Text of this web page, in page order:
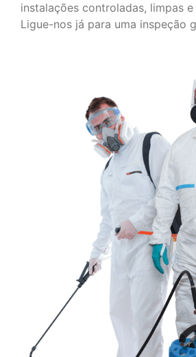
instalações controladas, limpas
Ligue-nos já para uma inspeção